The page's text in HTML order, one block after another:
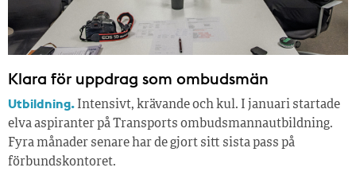
Klara för uppdrag som ombudsmän
Utbildning. Intensivt, krävande och kul. I januari startade
elva aspiranter på Transports ombudsmannautbildning.
Fyra månader senare har de gjort sitt sista pass på
förbundskontoret.